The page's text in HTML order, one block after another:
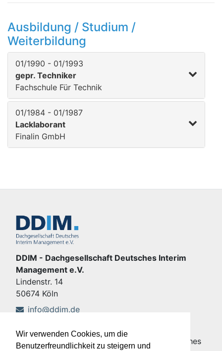
Wir verwenden Cookies, um die
Benutzerfreundlichkeit zu steigern und
Ausbildung / Studium /
Weiterbildung
01/1990 - 01/1993
gepr. Techniker
Fachschule Für Technik
01/1984 - 01/1987
Lacklaborant
Finalin GmbH
DDIM - Dachgesellschaft Deutsches Interim
Management e.V.
Lindenstr. 14
50674 Köln
info@ddim.de
Copyright © DDIM - Dachgesellschaft Deutsches